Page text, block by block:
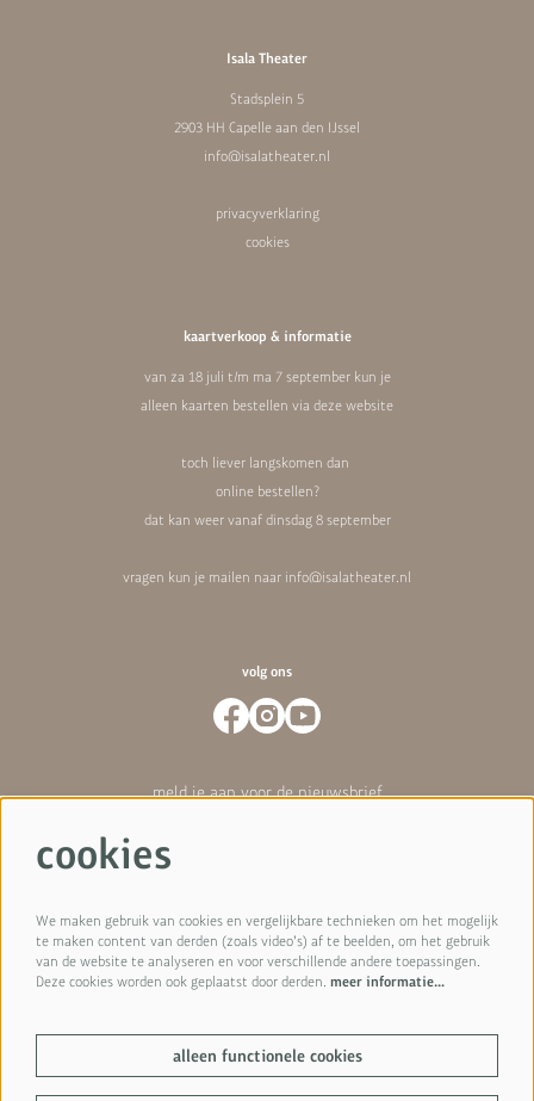
Isala Theater
Stadsplein 5
2903 HH Capelle aan den IJssel
info@isalatheater.nl
privacyverklaring
cookies
kaartverkoop & informatie
van za 18 juli t/m ma 7 september kun je
alleen kaarten bestellen via deze website
toch liever langskomen dan
online bestellen?
dat kan weer vanaf dinsdag 8 september
vragen kun je mailen naar info@isalatheater.nl
volg ons
meld je aan voor de nieuwsbrief
aanmelden
Deze site wordt beschermd door reCAPTCHA en het privacybeleiden deservicevoorwaarden
cookies
We maken gebruik van cookies en vergelijkbare technieken om het mogelijk
te maken content van derden (zoals video’s) af te beelden, om het gebruik
van de website te analyseren en voor verschillende andere toepassingen.
Deze cookies worden ook geplaatst door derden. meer informatie…
alleen functionele cookies